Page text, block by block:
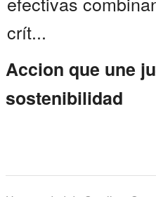
crít...
Accion que une
sostenibilidad